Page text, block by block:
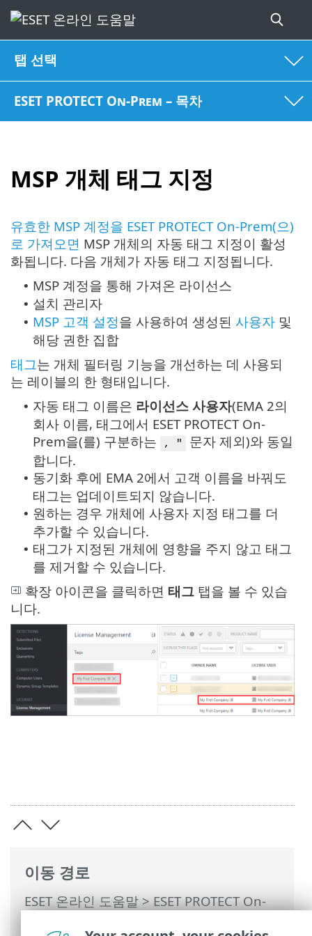
탭 선택
ESET PROTECT On-Prem – 목차
MSP 개체 태그 지정
이동 경로
ESET 온라인 도움말>ESET PROTECT On-
유효한 MSP 계정을 ESET PROTECT On-Prem(으)
로 가져오면 MSP 개체의 자동 태그 지정이 활성
화됩니다. 다음 개체가 자동 태그 지정됩니다.
• MSP 계정을 통해 가져온 라이선스
• 설치 관리자
• MSP 고객 설정을 사용하여 생성된 사용자 및
해당 권한 집합
태그는 개체 필터링 기능을 개선하는 데 사용되
는 레이블의 한 형태입니다.
• 자동 태그 이름은 라이선스 사용자(EMA 2의
회사 이름, 태그에서 ESET PROTECT On-
Prem을(를) 구분하는
, "
문자 제외)와 동일
합니다.
• 동기화 후에 EMA 2에서 고객 이름을 바꿔도
태그는 업데이트되지 않습니다.
• 원하는 경우 개체에 사용자 지정 태그를 더
추가할 수 있습니다.
• 태그가 지정된 개체에 영향을 주지 않고 태그
를 제거할 수 있습니다.
확장 아이콘을 클릭하면 태그 탭을 볼 수 있습
니다.